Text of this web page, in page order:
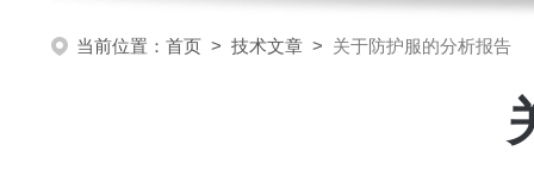
当前位置： 首页 > 技术文章 > 关于防护服的分析报告